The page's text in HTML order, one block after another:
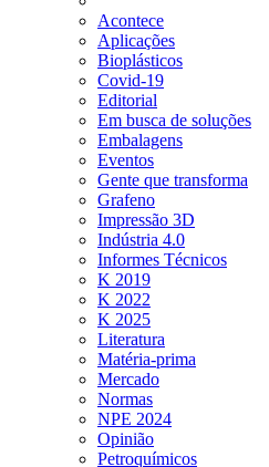
Acontece
Aplicações
Bioplásticos
Covid-19
Editorial
Em busca de soluções
Embalagens
Eventos
Gente que transforma
Grafeno
Impressão 3D
Indústria 4.0
Informes Técnicos
K 2019
K 2022
K 2025
Literatura
Matéria-prima
Mercado
Normas
NPE 2024
Opinião
Petroquímicos